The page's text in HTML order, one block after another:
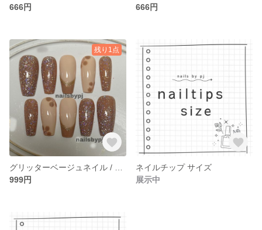
666円
666円
残り1点
999円
ネイルチップ サイズ
展示中